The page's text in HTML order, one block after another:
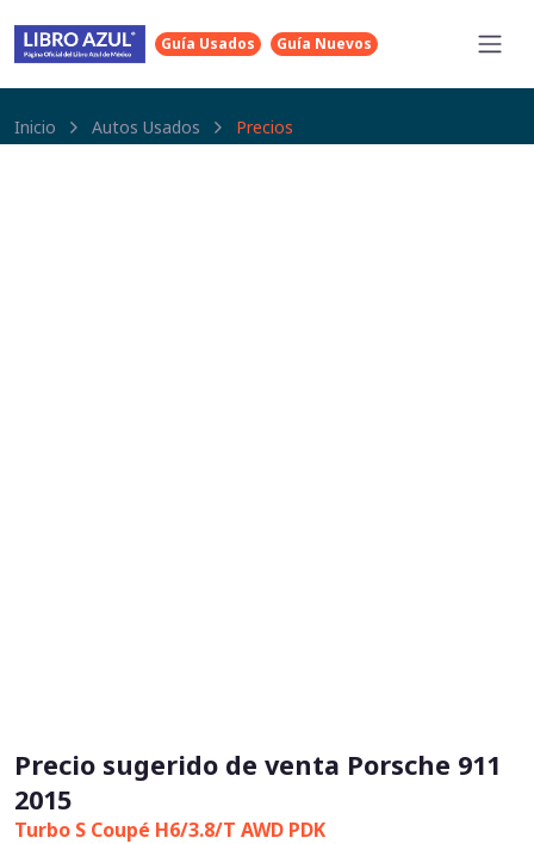
Guía Usados Guía Nuevos
Inicio Autos Usados Precios
Precio sugerido de venta Porsche 911
2015
Turbo S Coupé H6/3.8/T AWD PDK